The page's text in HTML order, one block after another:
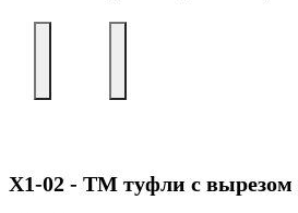
Х1-02 - ТМ туфли с вырезом